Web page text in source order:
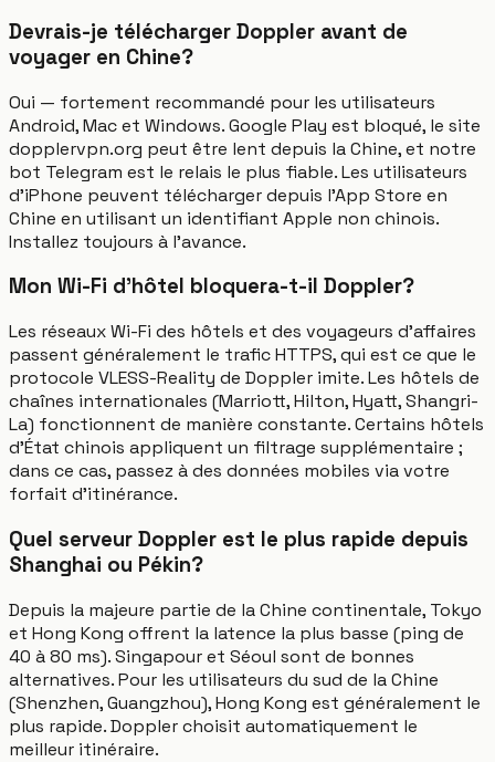
Devrais-je télécharger Doppler avant de
voyager en Chine?
Oui — fortement recommandé pour les utilisateurs
Android, Mac et Windows. Google Play est bloqué, le site
dopplervpn.org peut être lent depuis la Chine, et notre
bot Telegram est le relais le plus fiable. Les utilisateurs
d'iPhone peuvent télécharger depuis l'App Store en
Chine en utilisant un identifiant Apple non chinois.
Installez toujours à l'avance.
Mon Wi-Fi d'hôtel bloquera-t-il Doppler?
Les réseaux Wi-Fi des hôtels et des voyageurs d'affaires
passent généralement le trafic HTTPS, qui est ce que le
protocole VLESS-Reality de Doppler imite. Les hôtels de
chaînes internationales (Marriott, Hilton, Hyatt, Shangri-
La) fonctionnent de manière constante. Certains hôtels
d'État chinois appliquent un filtrage supplémentaire ;
dans ce cas, passez à des données mobiles via votre
forfait d'itinérance.
Quel serveur Doppler est le plus rapide depuis
Shanghai ou Pékin?
Depuis la majeure partie de la Chine continentale, Tokyo
et Hong Kong offrent la latence la plus basse (ping de
40 à 80 ms). Singapour et Séoul sont de bonnes
alternatives. Pour les utilisateurs du sud de la Chine
(Shenzhen, Guangzhou), Hong Kong est généralement le
plus rapide. Doppler choisit automatiquement le
meilleur itinéraire.